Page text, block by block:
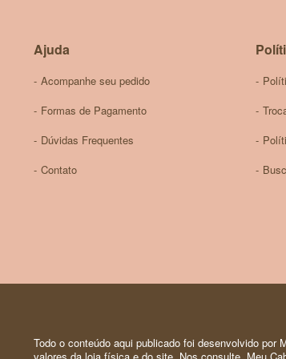
Ajuda
Acompanhe seu pedido
Formas de Pagamento
Dúvidas Frequentes
Contato
Todo o conteúdo aqui publicado foi desenvolvido por